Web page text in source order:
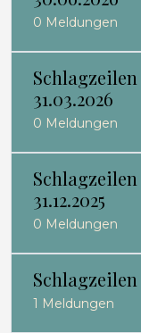
0 Meldungen
Schlagzeilen
31.03.2026
0 Meldungen
Schlagzeilen
31.12.2025
0 Meldungen
Schlagzeilen
1 Meldungen